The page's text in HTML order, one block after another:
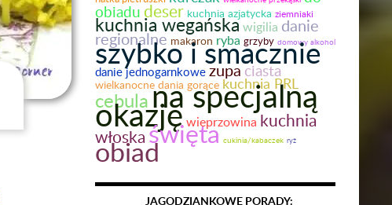
obiadu deser kuchnia azjatycka ziemniaki
kuchnia wegańskawigilia danie
regionalne makaron ryba grzyby domowy alkohol
szybko i smacznie
danie jednogarnkowe zupa ciasta
wielkanocne dania gorące kuchnia PRL
cebulana specjalną
okazjęwieprzowina kuchnia
włoskaświęta cukinia/kabaczek ryż
obiad
JAGODZIANKOWE PORADY: